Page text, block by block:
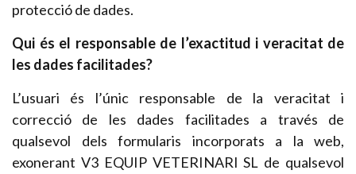
protecció de dades.
Qui és el responsable de l’exactitud i veracitat de
les dades facilitades?
L’usuari és l’únic responsable de la veracitat i
correcció de les dades facilitades a través de
qualsevol dels formularis incorporats a la web,
exonerant V3 EQUIP VETERINARI SL de qualsevol